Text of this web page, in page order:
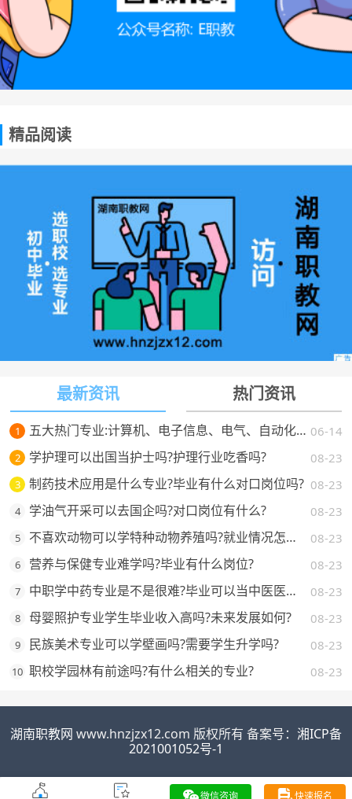
精品阅读
最新资讯 热门资讯
1 06-14
五大热门专业:计算机、电子信息、电气、自动化、机械。学校怎么选，将来就业如何？
2 08-23
学护理可以出国当护士吗?护理行业吃香吗?
3 08-23
制药技术应用是什么专业?毕业有什么对口岗位吗?
4 08-23
学油气开采可以去国企吗?对口岗位有什么?
5 08-23
不喜欢动物可以学特种动物养殖吗?就业情况怎么样?
6 08-23
营养与保健专业难学吗?毕业有什么岗位?
7 08-23
中职学中药专业是不是很难?毕业可以当中医医生吗?
8 08-23
母婴照护专业学生毕业收入高吗?未来发展如何?
9 08-23
民族美术专业可以学壁画吗?需要学生升学吗?
10 08-23
职校学园林有前途吗?有什么相关的专业?
湖南职教网 www.hnzjzx12.com 版权所有 备案号： 湘ICP备
2021001052号-1
微信咨询 快速报名